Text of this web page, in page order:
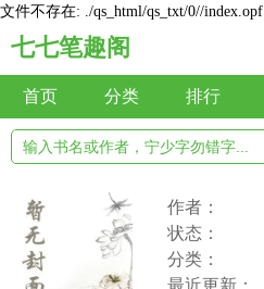
文件不存在: ./qs_html/qs_txt/0//index.opf
七七笔趣阁
首页 分类 排行
作者：
状态：
分类：
最近更新：